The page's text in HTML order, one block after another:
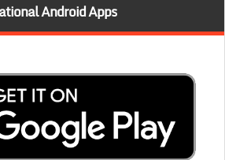
Android Apps